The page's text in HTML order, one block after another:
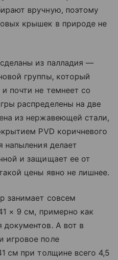
вручную, поэтому
крышек в природе не
из палладия —
группы, который
почти не темнеет со
распределены на две
из нержавеющей стали,
PVD коричневого
напыления делает
и защищает ее от
цены явно не лишнее.
занимает совсем
× 9 см, примерно как
А вот в
игровое поле
см при толщине всего 4,5